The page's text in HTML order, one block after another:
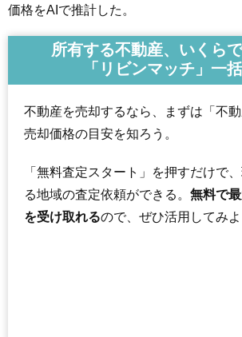
価格をAIで推計した。
所有する不動産、いくら
「リビンマッチ」一
不動産を売却するなら、まずは「不
売却価格の目安を知ろう。
「無料査定スタート」を押すだけで
る地域の査定依頼ができる。 無料で
を受け取れるので、ぜひ活用してみよ